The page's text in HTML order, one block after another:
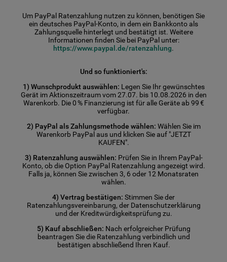
Um PayPal Ratenzahlung nutzen zu können, benötigen Sie
ein deutsches PayPal-Konto, in dem ein Bankkonto als
Zahlungsquelle hinterlegt und bestätigt ist. Weitere
Informationen finden Sie bei PayPal unter:
https://www.paypal.de/ratenzahlung.
Und so funktioniert's:
1) Wunschprodukt auswählen: Legen Sie Ihr gewünschtes
Gerät im Aktionszeitraum vom 27.07. bis 10.08.2026 in den
Warenkorb. Die 0 % Finanzierung ist für alle Geräte ab 99 €
verfügbar.
2) PayPal als Zahlungsmethode wählen: Wählen Sie im
Warenkorb PayPal aus und klicken Sie auf "JETZT
KAUFEN".
3) Ratenzahlung auswählen: Prüfen Sie in Ihrem PayPal-
Konto, ob die Option PayPal Ratenzahlung angezeigt wird.
Falls ja, können Sie zwischen 3, 6 oder 12 Monatsraten
wählen.
4) Vertrag bestätigen: Stimmen Sie der
Ratenzahlungsvereinbarung, der Datenschutzerklärung
und der Kreditwürdigkeitsprüfung zu.
5) Kauf abschließen: Nach erfolgreicher Prüfung
beantragen Sie die Ratenzahlung verbindlich und
bestätigen abschließend Ihren Kauf.